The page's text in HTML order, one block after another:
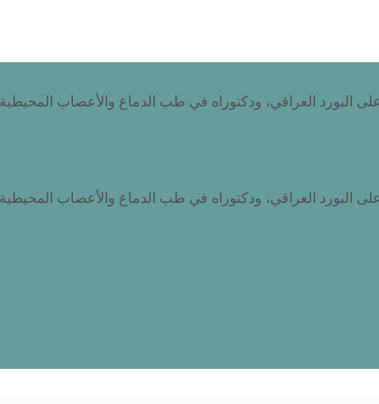
العراقي، ودكتوراه في طب الدماغ والأعصاب
العراقي، ودكتوراه في طب الدماغ والأعصاب